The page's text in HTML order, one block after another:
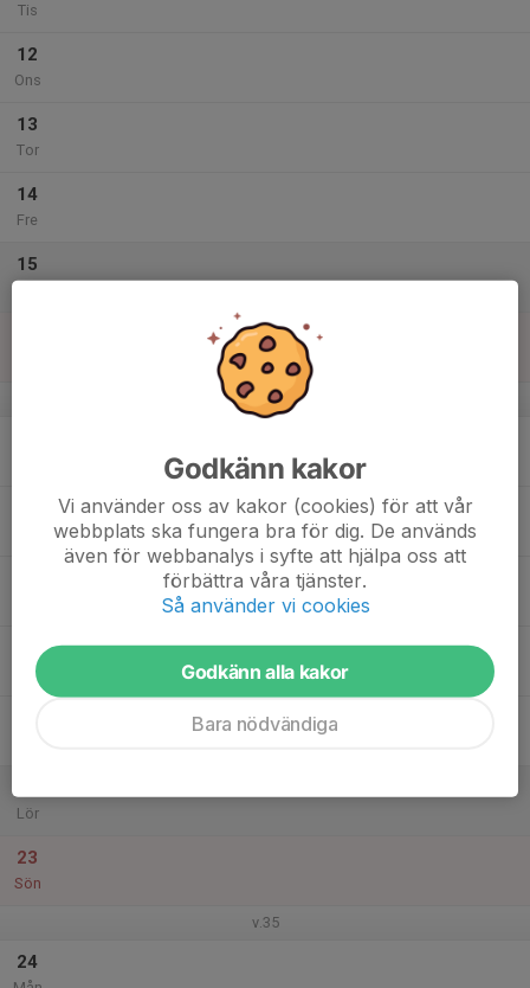
Tis
12
Ons
13
Tor
14
Fre
15
v.34
Tor
Lör
23
Sön
v.35
24
Godkänn kakor
Vi använder oss av kakor (cookies) för att vår
webbplats ska fungera bra för dig. De används
även för webbanalys i syfte att hjälpa oss att
förbättra våra tjänster.
Så använder vi cookies
Godkänn alla kakor
Bara nödvändiga